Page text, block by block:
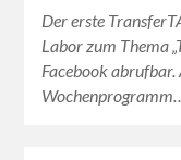
Der erste
Labor zum Thema
Facebook